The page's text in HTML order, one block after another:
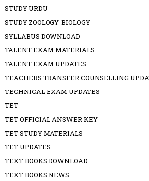
STUDY URDU
STUDY ZOOLOGY-BIOLOGY
SYLLABUS DOWNLOAD
TALENT EXAM MATERIALS
TALENT EXAM UPDATES
TEACHERS TRANSFER COUNSELLING
TECHNICAL EXAM UPDATES
TET
TET OFFICIAL ANSWER KEY
TET STUDY MATERIALS
TET UPDATES
TEXT BOOKS DOWNLOAD
TEXT BOOKS NEWS